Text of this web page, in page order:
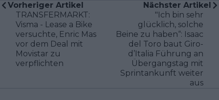
Vorheriger Artikel
TRANSFERMARKT:
Visma - Lease a Bike
versuchte, Enric Mas
vor dem Deal mit
Movistar zu
verpflichten
Nächster Artikel
"Ich bin sehr
glücklich, solche
Beine zu haben“: Isaac
del Toro baut Giro-
d’Italia Führung an
Übergangstag mit
Sprintankunft weiter
aus